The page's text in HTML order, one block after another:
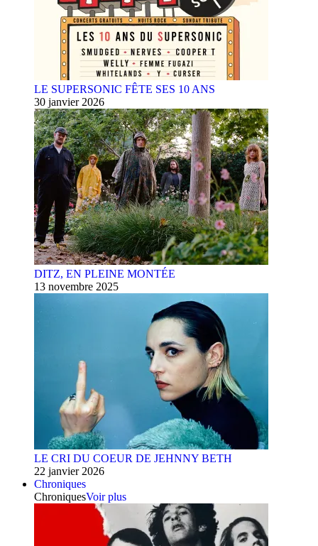
LE SUPERSONIC FÊTE SES 10 ANS
30 janvier 2026
DITZ, EN PLEINE MONTÉE
13 novembre 2025
LE CRI DU COEUR DE JEHNNY BETH
22 janvier 2026
Chroniques
ChroniquesVoir plus